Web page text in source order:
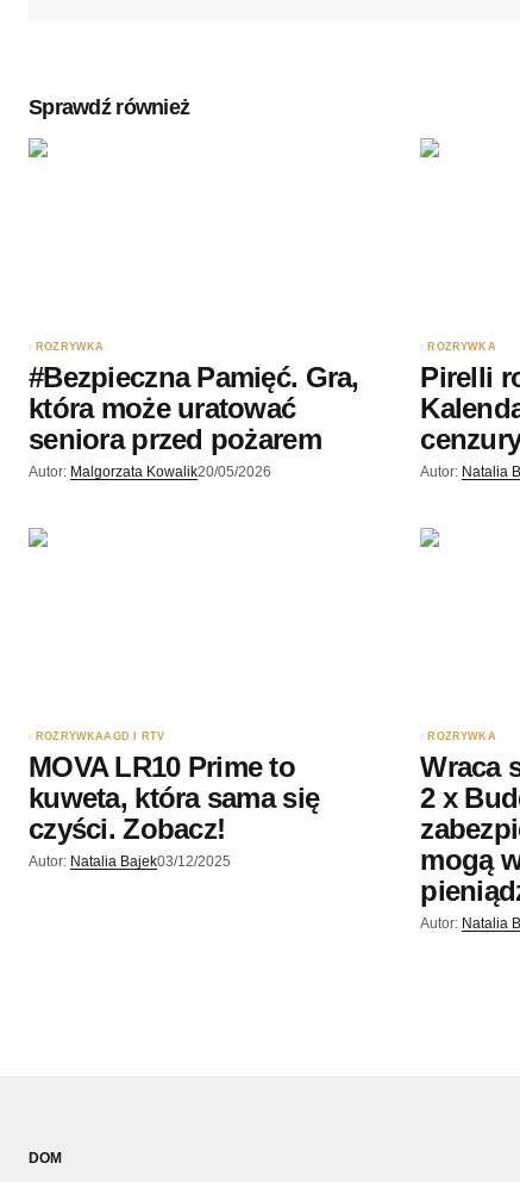
Sprawdź również
ROZRYWKA
#Bezpieczna Pamięć. Gra,
która może uratować
seniora przed pożarem
Autor: Malgorzata Kowalik20/05/2026
ROZRYWKA
Pirelli
Autor: Natalia
ROZRYWKAAGD I RTV
MOVA LR10 Prime to
kuweta, która sama się
czyści. Zobacz!
Autor: Natalia Bajek03/12/2025
ROZRYWKA
Wraca
2 x
mogą
Autor: Natalia
DOM